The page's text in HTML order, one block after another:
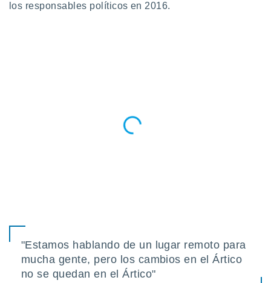
los responsables políticos en 2016.
"Estamos hablando de un lugar remoto para
mucha gente, pero los cambios en el Ártico
no se quedan en el Ártico"